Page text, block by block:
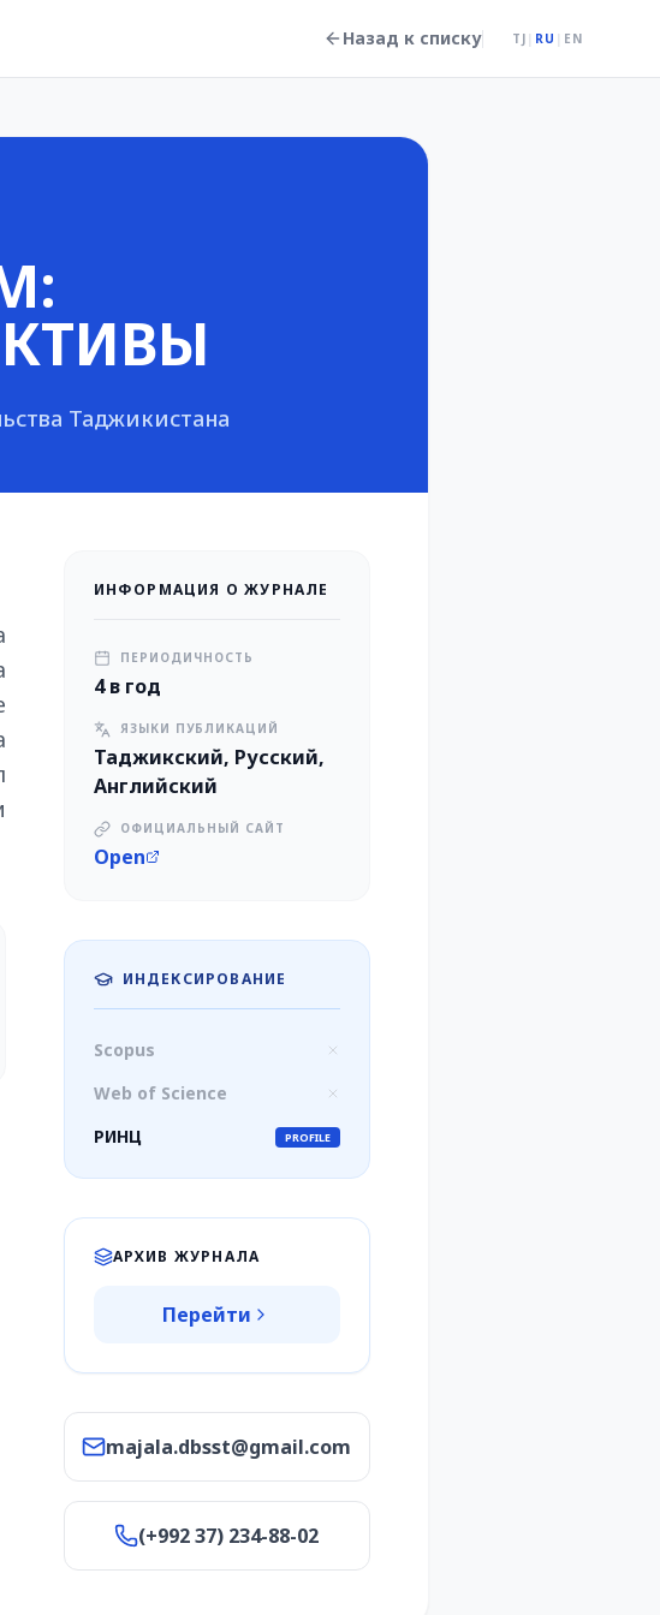
Назад к списку TJ | RU | EN
Таджикистана
ИНФОРМАЦИЯ О ЖУРНАЛЕ
ПЕРИОДИЧНОСТЬ
4 в год
ЯЗЫКИ ПУБЛИКАЦИЙ
Таджикский, Русский,
Английский
ОФИЦИАЛЬНЫЙ САЙТ
Open
ИНДЕКСИРОВАНИЕ
Scopus
Web of Science
РИНЦ
PROFILE
АРХИВ ЖУРНАЛА
Перейти
majala.dbsst@gmail.com
(+992 37) 234-88-02